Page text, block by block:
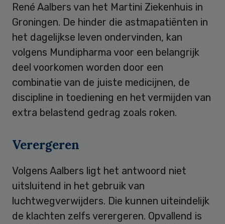
René Aalbers van het Martini Ziekenhuis in
Groningen. De hinder die astmapatiënten in
het dagelijkse leven ondervinden, kan
volgens Mundipharma voor een belangrijk
deel voorkomen worden door een
combinatie van de juiste medicijnen, de
discipline in toediening en het vermijden van
extra belastend gedrag zoals roken.
Verergeren
Volgens Aalbers ligt het antwoord niet
uitsluitend in het gebruik van
luchtwegverwijders. Die kunnen uiteindelijk
de klachten zelfs verergeren. Opvallend is